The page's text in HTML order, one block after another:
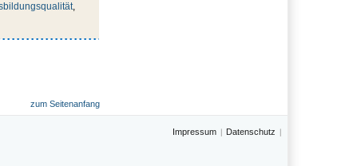
,
zum Seitenanfang
Impressum Datenschutz